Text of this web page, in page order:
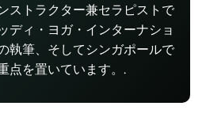
ストラクター兼セラピストで
ディ・ヨガ・インターナショ
執筆、そしてシンガポールで
点を置いています。.